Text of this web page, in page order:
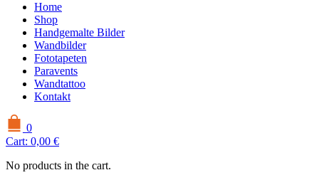
Home
Shop
Handgemalte Bilder
Wandbilder
Fototapeten
Paravents
Wandtattoo
Kontakt
0
Cart: 0,00 €
No products in the cart.